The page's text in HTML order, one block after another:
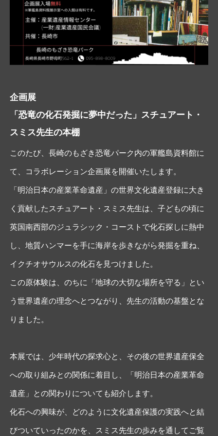
企画展
「恐竜の化石発掘に夢中だった」スチュアート・
スミス先生の本棚
このたび、長崎のもざき恐竜パーク内の軍艦島資料館に
て、コラボレーション企画展を開催いたします。
「明治日本の産業革命遺産」の世界文化遺産登録に大き
く貢献したスチュアート・スミス先生は、子どもの頃に
英国南西部のジュラシック・コーストで化石探しに熱中
し、地質ハンマーを手に海岸を歩きながら発掘を重ね、
イクチオサウルスの化石を見つけました。
この原体験は、のちに「地球の大切な場所を守る」とい
う世界遺産の理念へとつながり、先生の活動の基盤とな
りました。
本展では、少年時代の探求心と、その後の世界遺産保全
への取り組みとの関係に着目し、「明治日本の産業革命
遺産」との関わりについても紹介します。
化石への興味が、どのように文化遺産保護の実践へと結
びついていったのかを、スミス先生の歩みを通してご覧